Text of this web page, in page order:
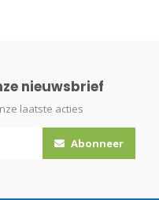
nieuwsbrief
laatste acties
Abonneer